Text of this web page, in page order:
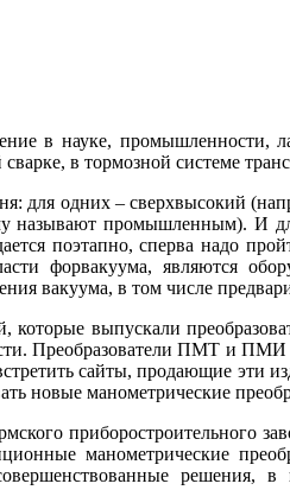
в науке, промышленности,
в тормозной системе
для одних – сверхвысокий
называют промышленным). И
поэтапно, сперва на­до
форвакуума, являются
вакуума, в том числе
которые выпускали
Преобразователи ПМТ и ПМИ
сайты, продающие эти
новые манометрические
приборостроительного
манометрические
решения,